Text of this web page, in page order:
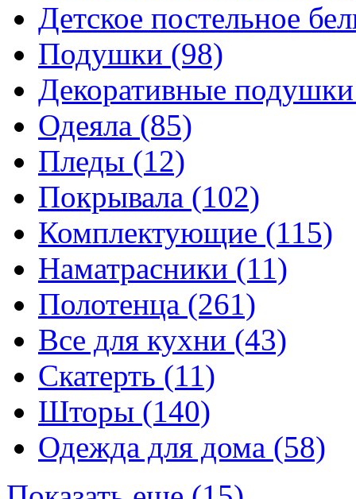
Детское постельное
Подушки (98)
Декоративные
Одеяла (85)
Пледы (12)
Покрывала (102)
Комплектующие (115)
Наматрасники (11)
Полотенца (261)
Все для кухни (43)
Скатерть (11)
Шторы (140)
Одежда для дома (58)